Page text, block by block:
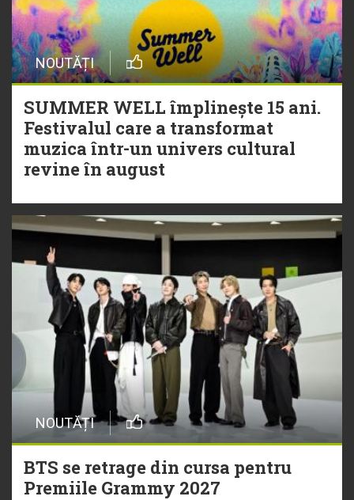
NOUTĂȚI
SUMMER WELL împlinește 15 ani.
Festivalul care a transformat
muzica într-un univers cultural
revine în august
NOUTĂȚI
BTS se retrage din cursa pentru
Premiile Grammy 2027